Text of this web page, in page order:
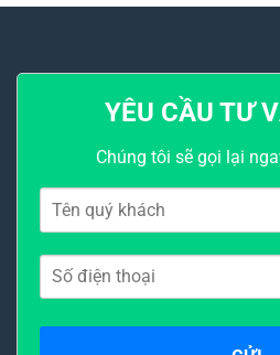
YÊU CẦU TƯ
Chúng tôi sẽ gọi lại